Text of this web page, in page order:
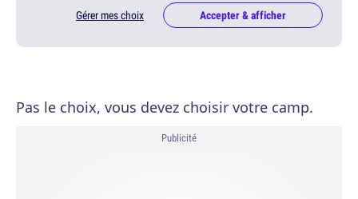
Gérer mes choix Accepter & afficher
Pas le choix, vous devez choisir votre camp.
Publicité